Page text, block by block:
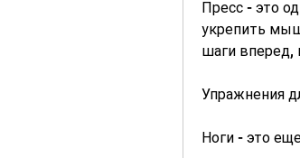
Пресс - это
укрепить
шаги вперед,
Упражнения
Ноги - это